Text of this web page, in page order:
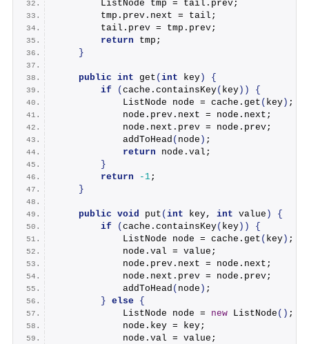
        ListNode tmp = tail.
prev;
        tmp.
prev. next = tail;
        tail.
prev = tmp. prev;
return tmp;
}
public int get ( int key)
{
if
( cache. containsKey( key))
{
            ListNode node = cache.
get ( key) ;
            node.
prev. next = node. next ;
            node.
next . prev = node. prev;
addToHead ( node ) ;
return node. val ;
}
return
-1;
}
public void put ( int key, int value )
{
if
( cache. containsKey( key))
{
            ListNode node = cache.
get ( key) ;
            node.
val = value;
            node.
prev. next = node. next ;
            node.
next . prev = node. prev;
addToHead ( node ) ;
} else
{
            ListNode node =
new ListNode () ;
            node.
key = key;
            node.
val = value;